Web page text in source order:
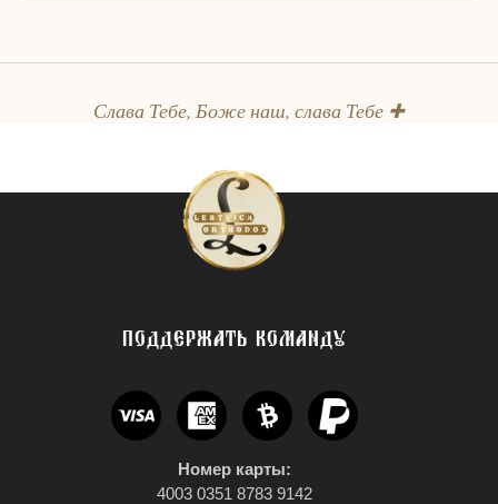
Слава Тебе, Боже наш, слава Тебе ✚
ПОДДЕРЖАТЬ КОМАНДУ
Номер карты:
4003 0351 8783 9142